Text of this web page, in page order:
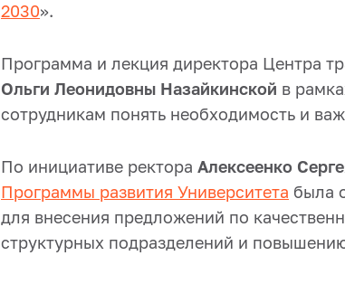
2030».
Программа и лекция директора Центра
Ольги Леонидовны Назайкинской в
сотрудникам понять необходимость и
По инициативе ректора Алексеенко
Программы развития Университета была
для внесения предложений по
структурных подразделений и